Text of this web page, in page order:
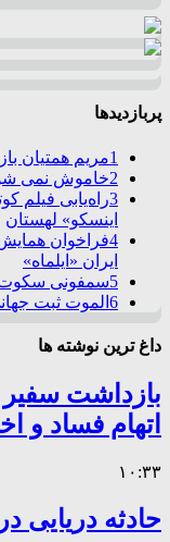
پربازدیدها
1مریم همتیان
2خاموش نمی
3راه‌یابی فیلم
اینسکو» لهستان
4فراخوان
ایران «ایلماه»
5سمفونی
6 الموت ثبت
داغ ترین نوشته ها
بازداشت سفیر
اتهام فساد و
۱۰:۳۳
حادثه دریایی